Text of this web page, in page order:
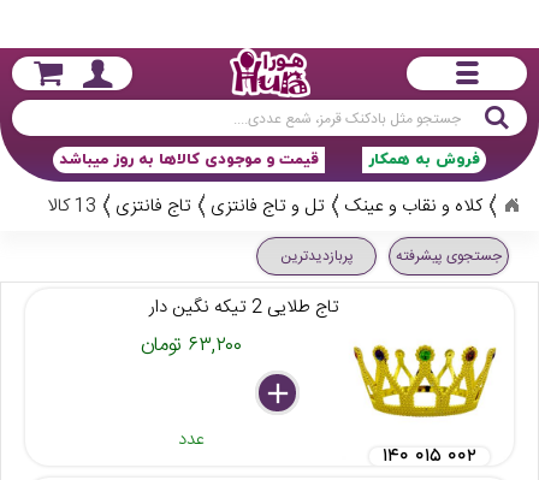
جستجو
قیمت و موجودی کالاها به روز میباشد فروش به همکار
کلاه و نقاب و عینک تل و تاج فانتزی تاج فانتزی 13 کالا
جستجوی پیشرفته پربازدیدترین
تاج طلایی 2 تیکه نگین دار
۶۳,۲۰۰ تومان
delete
remove
add
عدد
۱۴۰ ۰۱۵ ۰۰۲